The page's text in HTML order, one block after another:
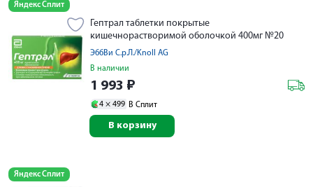
Яндекс Сплит
Гептрал таблетки покрытые
кишечнорастворимой оболочкой 400мг №20
ЭббВи С.р.Л./Knoll AG
В наличии
1 993 ₽
4 × 499 В Сплит
В корзину
Яндекс Сплит